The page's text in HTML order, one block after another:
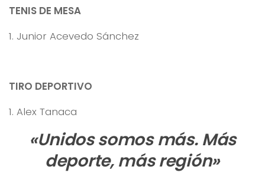
TENIS DE MESA
1. Junior Acevedo Sánchez
TIRO DEPORTIVO
1. Alex Tanaca
«Unidos somos más. Más
deporte, más región»